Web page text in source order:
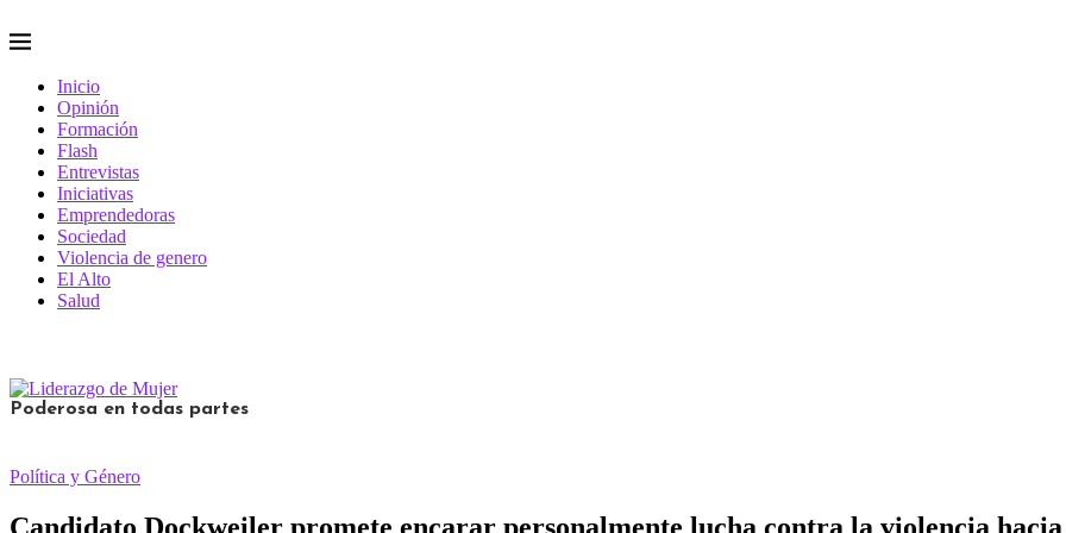
Inicio
Opinión
Formación
Flash
Entrevistas
Iniciativas
Emprendedoras
Sociedad
Violencia de genero
El Alto
Salud
Poderosa en todas partes
Política y Género